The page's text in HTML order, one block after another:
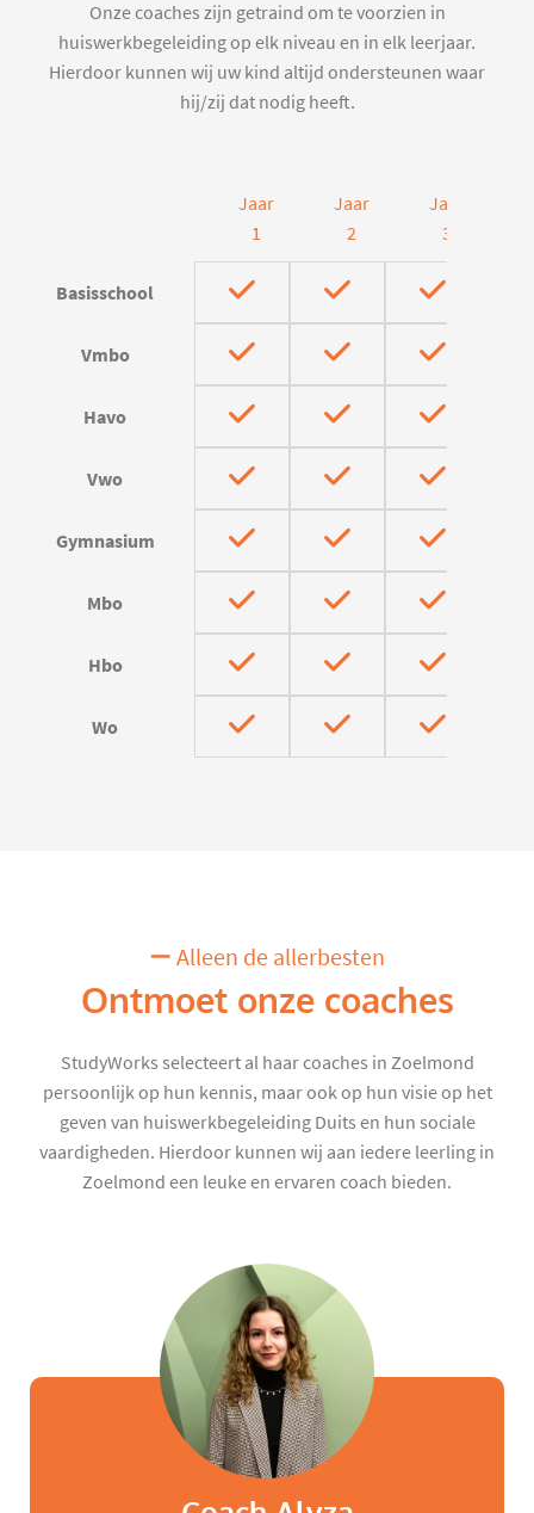
Onze coaches zijn getraind om te voorzien in
huiswerkbegeleiding op elk niveau en in elk leerjaar.
Hierdoor kunnen wij uw kind altijd ondersteunen waar
hij/zij dat nodig heeft.
Jaar
1
Jaar
2
Jaar
3
Basisschool
Vmbo
Havo
Vwo
Gymnasium
Mbo
Hbo
Wo
Alleen de allerbesten
Ontmoet onze coaches
StudyWorks selecteert al haar coaches in Zoelmond
persoonlijk op hun kennis, maar ook op hun visie op het
geven van huiswerkbegeleiding Duits en hun sociale
vaardigheden. Hierdoor kunnen wij aan iedere leerling in
Zoelmond een leuke en ervaren coach bieden.